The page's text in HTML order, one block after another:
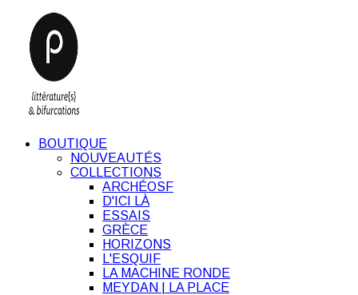
BOUTIQUE
NOUVEAUTÉS
COLLECTIONS
ARCHÉOSF
D'ICI LÀ
ESSAIS
GRÈCE
HORIZONS
L'ESQUIF
LA MACHINE RONDE
MEYDAN | LA PLACE